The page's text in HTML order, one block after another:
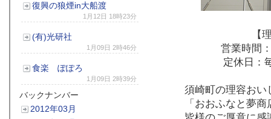
【
営業時間
定休日：
須崎町の理容おい
「おおふなと夢
復興の狼煙in大船渡
1月12日 18時23分
(有)光研社
1月09日 2時46分
食楽 ぽぽろ
1月09日 2時39分
バックナンバー
2012年03月